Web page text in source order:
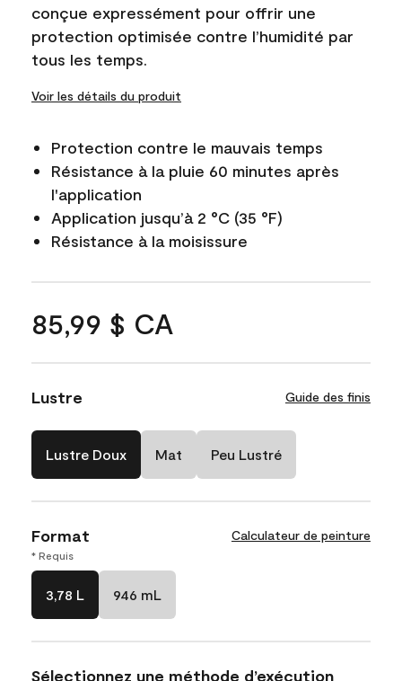
conçue expressément pour offrir une
protection optimisée contre l’humidité par
tous les temps.
Voir les détails du produit
Protection contre le mauvais temps
Résistance à la pluie 60 minutes après
l'application
Application jusqu’à 2 °C (35 °F)
Résistance à la moisissure
85,99 $ CA
Lustre Guide des finis
Lustre Doux Mat Peu Lustré
Format Calculateur de peinture
* Requis
3,78 L 946 mL
Sélectionnez une méthode d’exécution